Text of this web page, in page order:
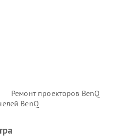
Ремонт проекторов BenQ
BenQ